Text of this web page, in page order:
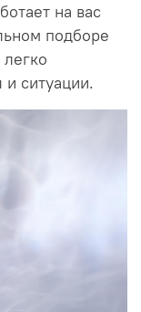
на вас
подборе
ситуации.